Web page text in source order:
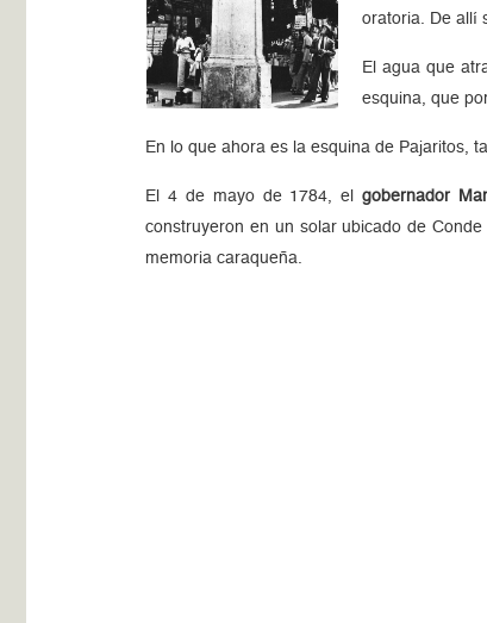
oratoria. De allí
El agua que
esquina, que
En lo que ahora es la esquina de Pajaritos,
El 4 de mayo de 1784, elgobernador
construyeron en un solar ubicado de
memoria caraqueña.